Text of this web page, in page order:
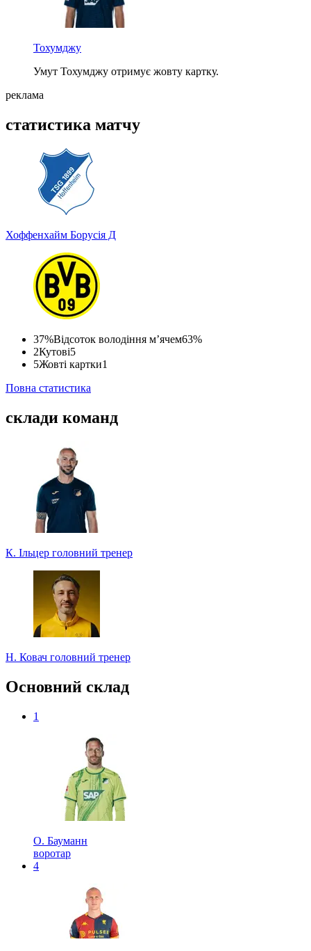
Тохумджу
Умут Тохумджу отримує жовту картку.
реклама
статистика матчу
Хоффенхайм Борусія Д
37%Відсоток володіння м’ячем63%
2Кутові5
5Жовті картки1
Повна статистика
склади команд
К. Ільцер головний тренер
Н. Ковач головний тренер
Основний склад
1
О. Бауманн
воротар
4